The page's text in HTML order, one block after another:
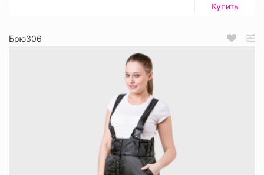
Купить
Брю306